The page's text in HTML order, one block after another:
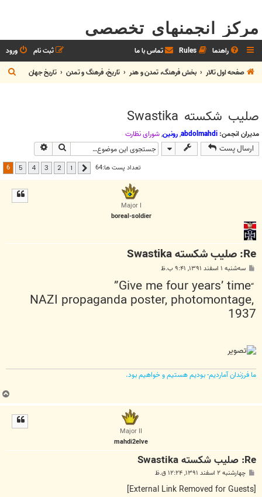
مرکز انجمنهای تخصصی
راهنما Rules تماس با ما ورود
ثبت نام
صفحه اول تالار
بخش فرهنگ، تمدن و هنر تاريخ، فرهنگ و تمدن تاريخ جهان
س
صلیب شکسته Swastika
مدیران انجمن: abdolmahdi
,رونین,شوراي نظارت
ارسال پست جستجو
تعداد پست ها:64 قبلی 1
2
3
4
5
6
Major I
boreal-soldier
Re: صلیب شکسته Swastika
ت
سه‌شنبه ۱ اسفند ۱۳۹۱, ۹:۴۱ ب.ظ
“
Give me four years’ time”
NAZI propaganda poster, photomontage,
1937
ما فرزندان آماردیم- بودیم هستیم و خواهیم بود.
Major II
mahdi2elve
Re: صلیب شکسته Swastika
س
ت
چهارشنبه ۲ اسفند ۱۳۹۱, ۱۲:۲۴ ق.ظ
[External Link Removed for Guests]